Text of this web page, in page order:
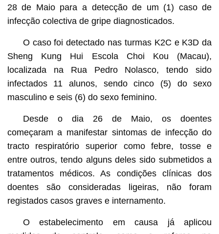
28 de Maio para a detecção de um (1) caso de
infecção colectiva de gripe diagnosticados.
O caso foi detectado nas turmas K2C e K3D da
Sheng Kung Hui Escola Choi Kou (Macau),
localizada na Rua Pedro Nolasco, tendo sido
infectados 11 alunos, sendo cinco (5) do sexo
masculino e seis (6) do sexo feminino.
Desde o dia 26 de Maio, os doentes
começaram a manifestar sintomas de infecção do
tracto respiratório superior como febre, tosse e
entre outros, tendo alguns deles sido submetidos a
tratamentos médicos. As condições clínicas dos
doentes são consideradas ligeiras, não foram
registados casos graves e internamento.
O estabelecimento em causa já aplicou